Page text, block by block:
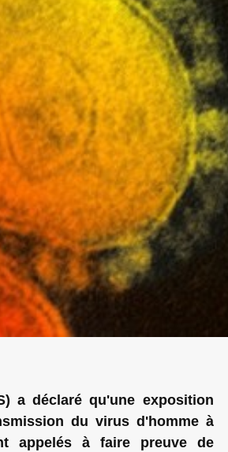
a déclaré qu'une exposition
du virus d'homme à
appelés à faire preuve de